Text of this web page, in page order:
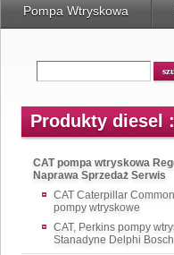
Pompa Wtryskowa
Produkty diesel :
CAT pompa wtryskowa
Naprawa Sprzedaż Serwis
CAT Caterpillar
pompy wtryskowe
CAT, Perkins pompy
Stanadyne Delphi Bosch